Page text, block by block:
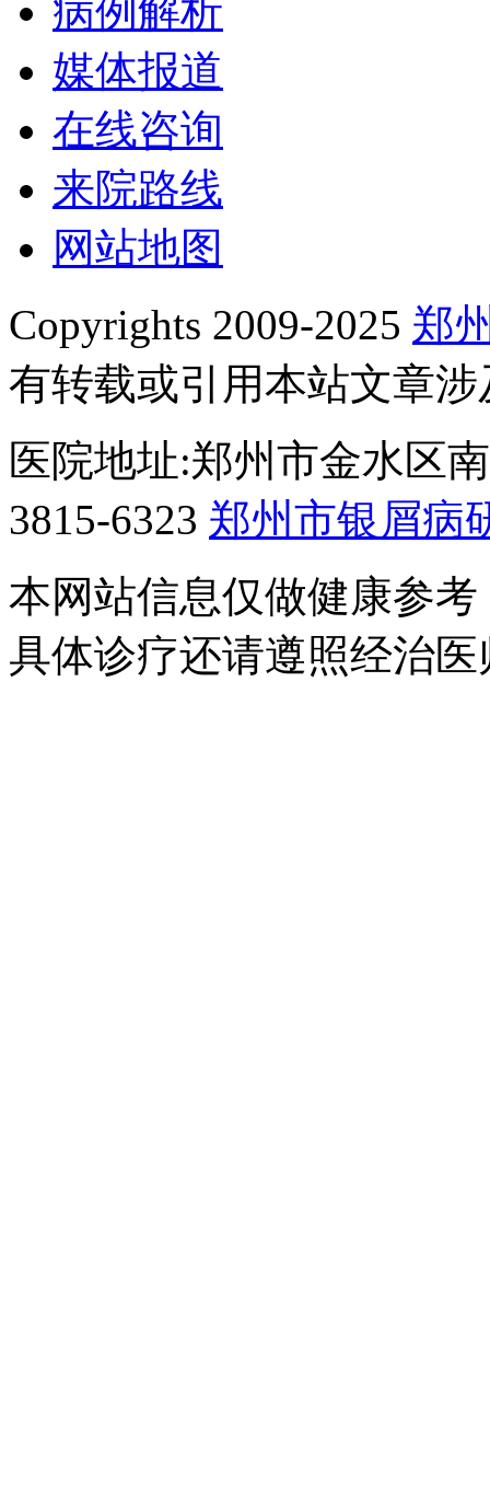
病例解析
媒体报道
在线咨询
来院路线
网站地图
Copyrights 2009-2025 郑
有转载或引用本站文章
医院地址:郑州市金水区
3815-6323 郑州市银屑病
本网站信息仅做健康参
具体诊疗还请遵照经治医